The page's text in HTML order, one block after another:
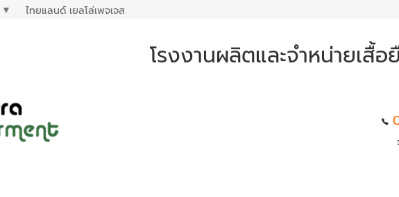
▼ ไทยแลนด์ เยลโล่เพจเจส
โรงงานผลิตและจำหน่ายเสื้